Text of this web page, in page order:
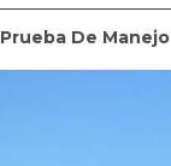
Prueba De Manejo